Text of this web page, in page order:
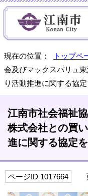
現在の位置： トップペ
会及びマックスバリュ
り活動推進に関する協
江南市社会福祉
株式会社との買
進に関する協定
ページID 1017664